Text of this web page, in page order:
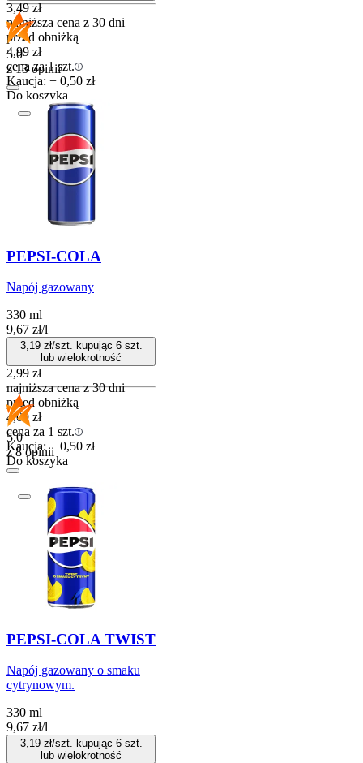
3,49 zł
najniższa cena z 30 dni
przed obniżką
4,99 zł
cena za 1 szt.
Kaucja: + 0,50 zł
Do koszyka
5.0
z 13 opinii
PEPSI-COLA
Napój gazowany
330 ml
9,67 zł/l
3,19zł/szt. kupując 6szt.
lub wielokrotność
2,99 zł
najniższa cena z 30 dni
przed obniżką
4,09 zł
cena za 1 szt.
Kaucja: + 0,50 zł
Do koszyka
5.0
z 8 opinii
PEPSI-COLA TWIST
Napój gazowany o smaku
cytrynowym.
330 ml
9,67 zł/l
3,19zł/szt. kupując 6szt.
lub wielokrotność